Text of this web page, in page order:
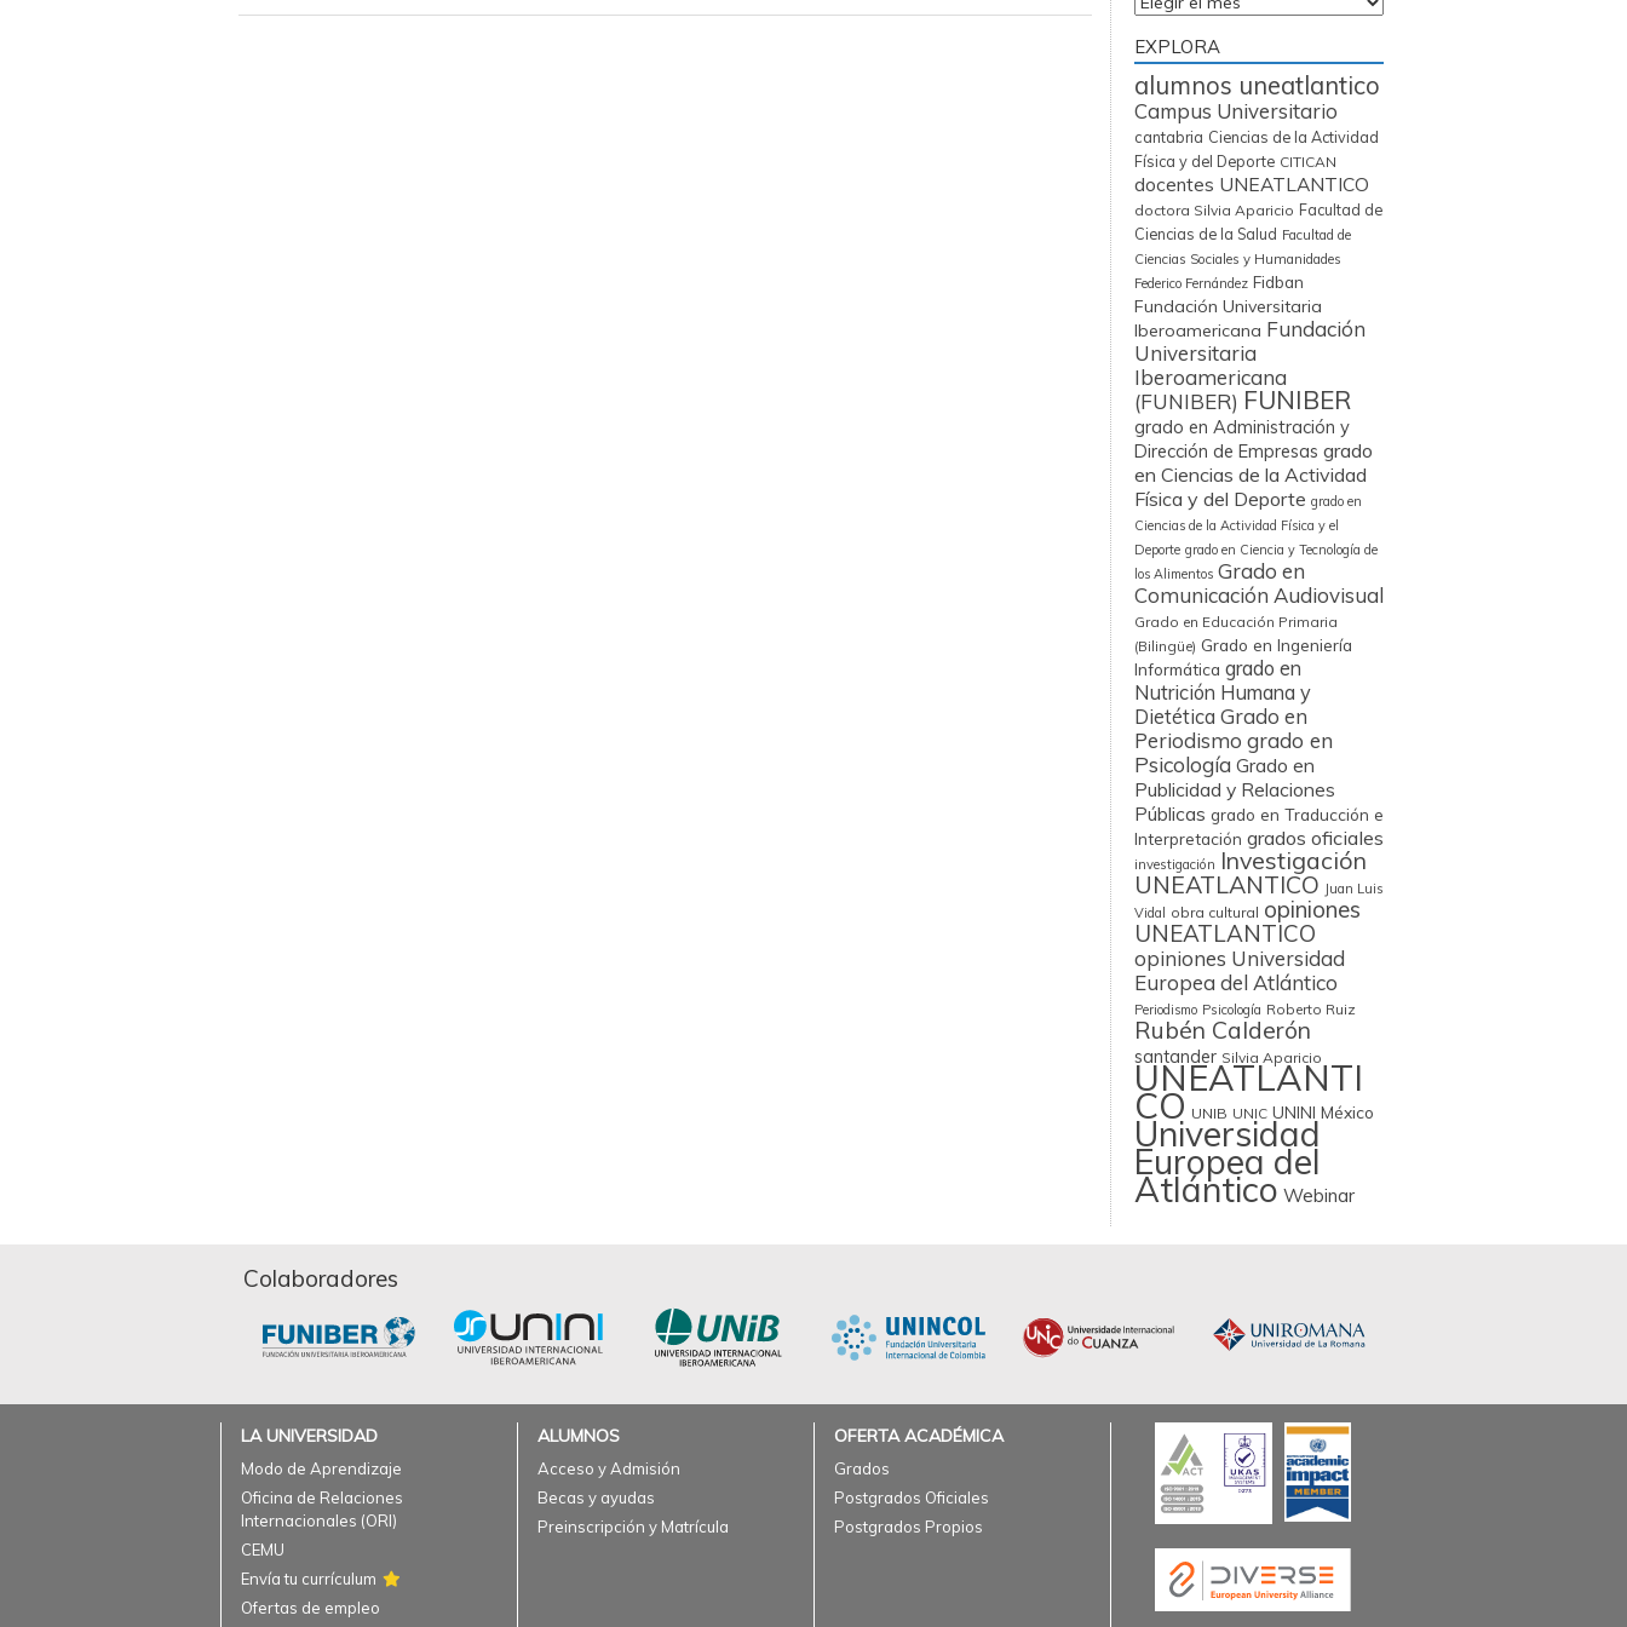
EXPLORA
alumnos uneatlantico
Campus Universitario
cantabria Ciencias de la Actividad
Física y del Deporte CITICAN
docentes UNEATLANTICO
doctora Silvia Aparicio Facultad de
Ciencias de la Salud Facultad de
Ciencias Sociales y Humanidades
Federico Fernández Fidban
Fundación Universitaria
Iberoamericana Fundación
Universitaria
Iberoamericana
(FUNIBER) FUNIBER
grado en Administración y
Dirección de Empresas grado
en Ciencias de la Actividad
Física y del Deporte grado en
Ciencias de la Actividad Física y el
Deporte grado en Ciencia y Tecnología de
los Alimentos Grado en
Comunicación Audiovisual
Grado en Educación Primaria
(Bilingüe) Grado en Ingeniería
Informática grado en
Nutrición Humana y
Dietética Grado en
Periodismo grado en
Psicología Grado en
Publicidad y Relaciones
Públicas grado en Traducción e
Interpretación grados oficiales
investigación Investigación
UNEATLANTICO Juan Luis
Vidal
obra cultural opiniones
UNEATLANTICO
opiniones Universidad
Europea del Atlántico
Periodismo Psicología Roberto Ruiz
Rubén Calderón
santander Silvia Aparicio
UNEATLANTI
CO UNIB UNIC UNINI México
Universidad
Europea del
Atlántico Webinar
Colaboradores
LA UNIVERSIDAD
Modo de Aprendizaje
Oficina de Relaciones
Internacionales (ORI)
CEMU
Envía tu currículum
Ofertas de empleo
ALUMNOS
Acceso y Admisión
Becas y ayudas
Preinscripción y Matrícula
OFERTA ACADÉMICA
Grados
Postgrados Oficiales
Postgrados Propios